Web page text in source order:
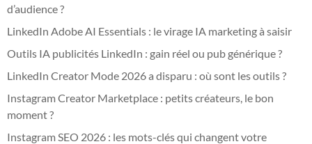
d’audience ?
LinkedIn Adobe AI Essentials : le virage IA marketing à saisir
Outils IA publicités LinkedIn : gain réel ou pub générique ?
LinkedIn Creator Mode 2026 a disparu : où sont les outils ?
Instagram Creator Marketplace : petits créateurs, le bon
moment ?
Instagram SEO 2026 : les mots-clés qui changent votre